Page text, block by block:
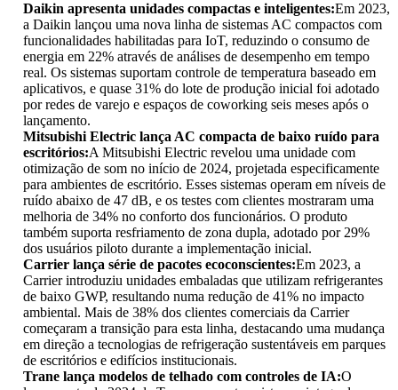
Daikin apresenta unidades compactas e inteligentes:Em 2023,
a Daikin lançou uma nova linha de sistemas AC compactos com
funcionalidades habilitadas para IoT, reduzindo o consumo de
energia em 22% através de análises de desempenho em tempo
real. Os sistemas suportam controle de temperatura baseado em
aplicativos, e quase 31% do lote de produção inicial foi adotado
por redes de varejo e espaços de coworking seis meses após o
lançamento.
Mitsubishi Electric lança AC compacta de baixo ruído para
escritórios:A Mitsubishi Electric revelou uma unidade com
otimização de som no início de 2024, projetada especificamente
para ambientes de escritório. Esses sistemas operam em níveis de
ruído abaixo de 47 dB, e os testes com clientes mostraram uma
melhoria de 34% no conforto dos funcionários. O produto
também suporta resfriamento de zona dupla, adotado por 29%
dos usuários piloto durante a implementação inicial.
Carrier lança série de pacotes ecoconscientes:Em 2023, a
Carrier introduziu unidades embaladas que utilizam refrigerantes
de baixo GWP, resultando numa redução de 41% no impacto
ambiental. Mais de 38% dos clientes comerciais da Carrier
começaram a transição para esta linha, destacando uma mudança
em direção a tecnologias de refrigeração sustentáveis ​​em parques
de escritórios e edifícios institucionais.
Trane lança modelos de telhado com controles de IA:O